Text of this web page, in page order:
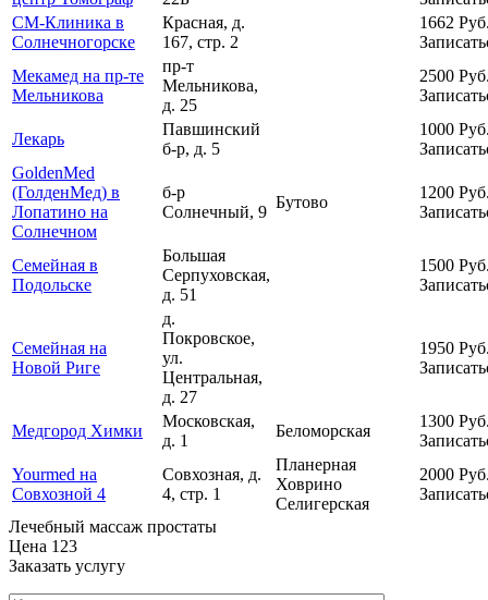
СМ-Клиника в
Солнечногорске
Красная, д.
167, стр. 2
1662
Мекамед на пр-те
Мельникова
пр-т
Мельникова,
д. 25
2500
Лекарь
Павшинский
б-р, д. 5
1000
GoldenMed
(ГолденМед) в
Лопатино на
Солнечном
б-р
Солнечный, 9
Бутово
1200
Семейная в
Подольске
Большая
Серпуховская,
д. 51
1500
Семейная на
Новой Риге
д.
Покровское,
ул.
Центральная,
д. 27
1950
Медгород Химки
Московская,
д. 1
Беломорская
1300
Yourmed на
Совхозной 4
Совхозная, д.
4, стр. 1
Планерная
Ховрино
Селигерская
2000
Лечебный массаж простаты
Цена 123
Заказать услугу